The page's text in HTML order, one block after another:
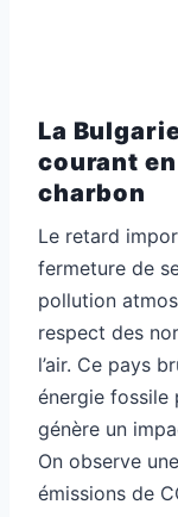
La
courant
charbon
Le retard
fermeture de
pollution
respect des
l’air. Ce pays
énergie fossile
génère un
On observe
émissions de